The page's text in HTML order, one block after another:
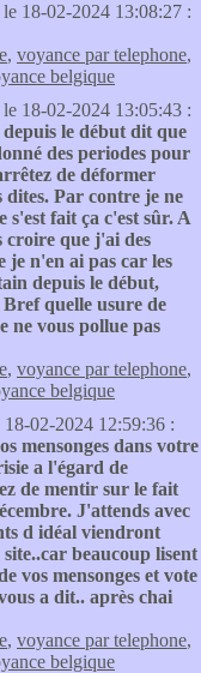
18-02-2024 13:08:27 :
, voyance par telephone,
belgique
18-02-2024 13:05:43 :
le début dit que
des periodes pour
de déformer
dites. Par contre je ne
fait ça c'est sûr. A
croire que j'ai des
je n'en ai pas car les
depuis le début,
quelle usure de
ne vous pollue pas
, voyance par telephone,
belgique
18-02-2024 12:59:36 :
mensonges dans votre
a l'égard de
de mentir sur le fait
J'attends avec
d idéal viendront
beaucoup lisent
vos mensonges et vote
a dit.. après chai
, voyance par telephone,
belgique